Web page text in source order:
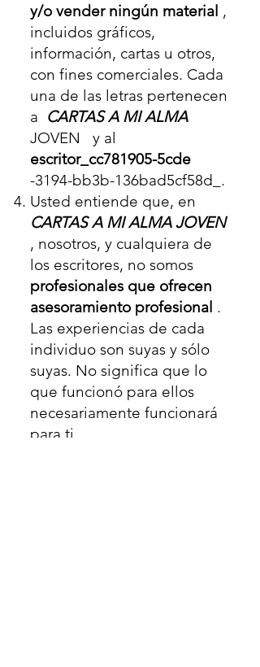
y/o vender ningún material ,
incluidos gráficos,
información, cartas u otros,
con fines comerciales. Cada
una de las letras pertenecen
a CARTAS A MI ALMA
JOVEN y al
escritor_cc781905-5cde
-3194-bb3b-136bad5cf58d_.
Usted entiende que, en
CARTAS A MI ALMA JOVEN
, nosotros, y cualquiera de
los escritores, no somos
profesionales que ofrecen
asesoramiento profesional .
Las experiencias de cada
individuo son suyas y sólo
suyas. No significa que lo
que funcionó para ellos
necesariamente funcionará
para ti.